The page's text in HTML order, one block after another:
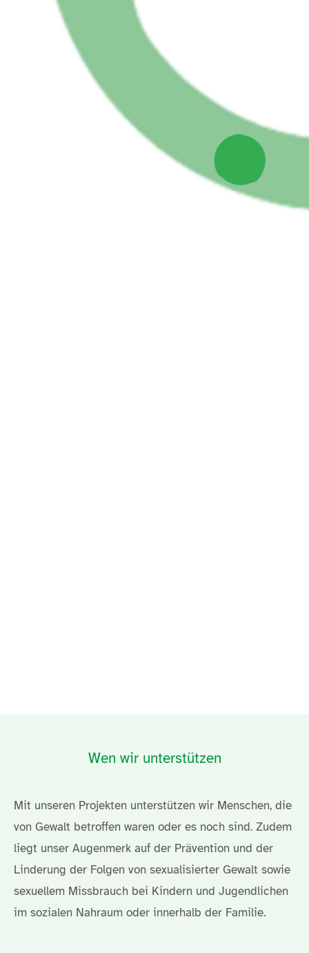
Wen wir unterstützen
Mit unseren Projekten unterstützen wir Menschen, die
von Gewalt betroffen waren oder es noch sind. Zudem
liegt unser Augenmerk auf der Prävention und der
Linderung der Folgen von sexualisierter Gewalt sowie
sexuellem Missbrauch bei Kindern und Jugendlichen
im sozialen Nahraum oder innerhalb der Familie.